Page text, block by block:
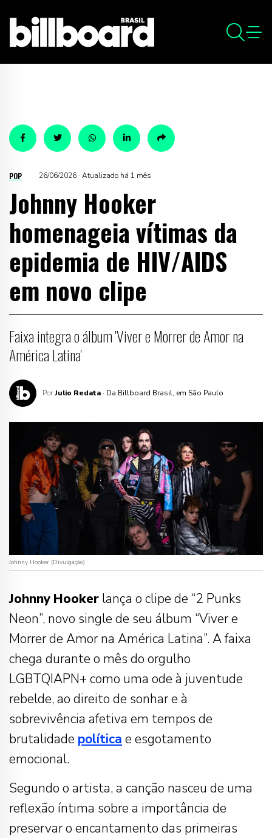
POP 26/06/2026 · Atualizado há 1 mês
Johnny Hooker
homenageia vítimas da
epidemia de HIV/AIDS
em novo clipe
Faixa integra o álbum 'Viver e Morrer de Amor na
América Latina'
PorJulio Redata · Da Billboard Brasil, em São Paulo
Johnny Hooker (Divulgação)
Johnny Hooker lança o clipe de “2 Punks
Neon”, novo single de seu álbum “Viver e
Morrer de Amor na América Latina”. A faixa
chega durante o mês do orgulho
LGBTQIAPN+ como uma ode à juventude
rebelde, ao direito de sonhar e à
sobrevivência afetiva em tempos de
brutalidade política e esgotamento
emocional.
Segundo o artista, a canção nasceu de uma
reflexão íntima sobre a importância de
preservar o encantamento das primeiras